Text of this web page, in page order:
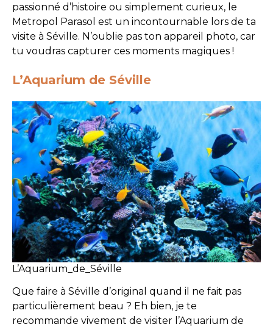
passionné d’histoire ou simplement curieux, le
Metropol Parasol est un incontournable lors de ta
visite à Séville. N’oublie pas ton appareil photo, car
tu voudras capturer ces moments magiques !
L’Aquarium de Séville
L’Aquarium_de_Séville
Que faire à Séville d’original quand il ne fait pas
particulièrement beau ? Eh bien, je te
recommande vivement de visiter l’Aquarium de